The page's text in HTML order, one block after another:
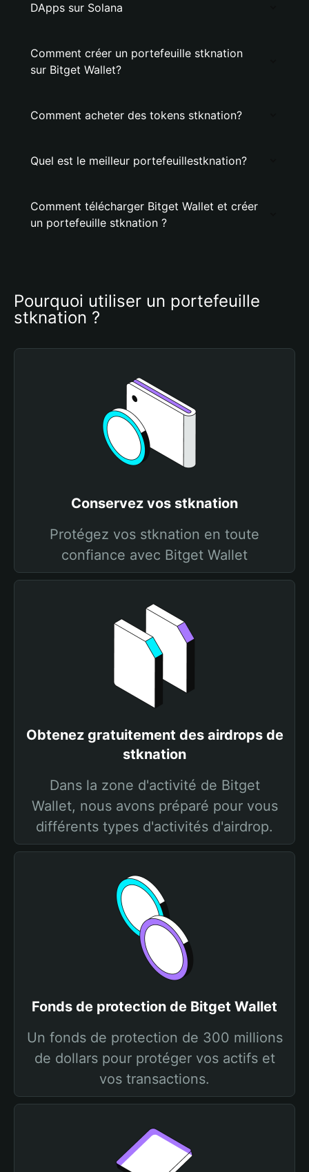
DApps sur Solana
Comment créer un portefeuille stknation
sur Bitget Wallet?
Comment acheter des tokens stknation?
Quel est le meilleur portefeuillestknation?
Comment télécharger Bitget Wallet et créer
un portefeuille stknation ?
Pourquoi utiliser un portefeuille
stknation ?
Conservez vos stknation
Protégez vos stknation en toute
confiance avec Bitget Wallet
Obtenez gratuitement des airdrops de
stknation
Dans la zone d'activité de Bitget
Wallet, nous avons préparé pour vous
différents types d'activités d'airdrop.
Fonds de protection de Bitget Wallet
Un fonds de protection de 300 millions
de dollars pour protéger vos actifs et
vos transactions.